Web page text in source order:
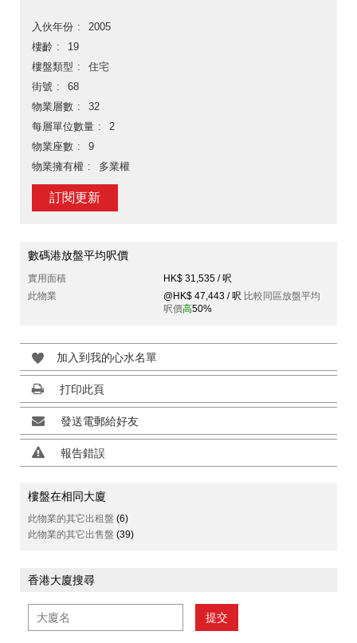
入伙年份
2005
樓齡
19
樓盤類型
住宅
街號
68
物業層數
32
每層單位數量
2
物業座數
9
物業擁有權
多業權
訂閱更新
數碼港放盤平均呎價
實用面積
HK$ 31,535 / 呎
此物業
@HK$ 47,443 / 呎 比較同區放盤平均
呎價高50%
加入到我的心水名單
打印此頁
發送電郵給好友
報告錯誤
樓盤在相同大廈
此物業的其它出租盤 (6)
此物業的其它出售盤 (39)
香港大廈搜尋
提交